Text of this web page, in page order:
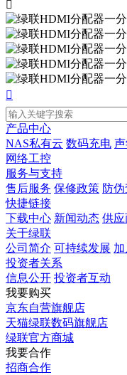


产品中心
NAS私有云 数码充电
网络工控
服务与支持
售后服务 保修政策 防
快捷链接
下载中心 新闻动态 供
关于绿联
公司简介 可持续发展
投资者关系
信息公开 投资者互动
我要购买
京东自营旗舰店
天猫绿联数码旗舰店
绿联官方商城
我要合作
招商合作